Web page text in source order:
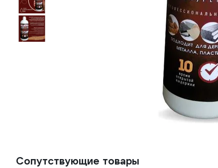
Сопутствующие товары